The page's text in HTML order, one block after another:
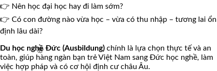
🌸
👉 Nên học đại học hay đi làm sớm?
👉 Có con đường nào vừa học – vừa có thu nhập – tương lai ổn
định lâu dài?
Du học nghề Đức (Ausbildung) chính là lựa chọn thực tế và an
toàn, giúp hàng ngàn bạn trẻ Việt Nam sang Đức học nghề, làm
việc hợp pháp và có cơ hội định cư châu Âu.